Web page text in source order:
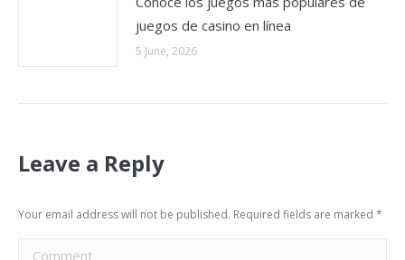
juegos de casino en línea
5 June, 2026
Leave a Reply
Your email address will not be published. Required fields are marked *
Comment